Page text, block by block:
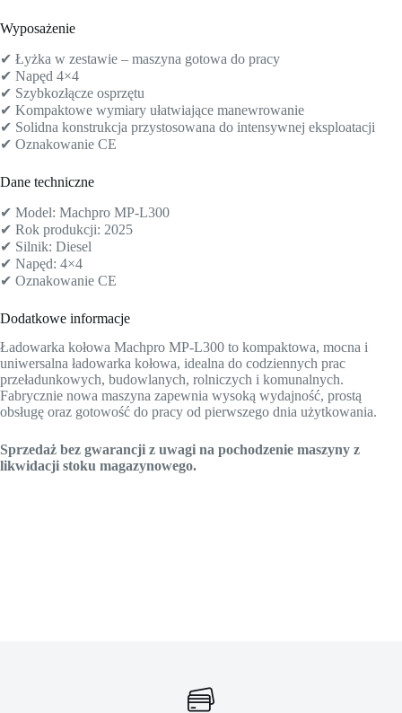
Wyposażenie
✔ Łyżka w zestawie – maszyna gotowa do pracy
✔ Napęd 4×4
✔ Szybkozłącze osprzętu
✔ Kompaktowe wymiary ułatwiające manewrowanie
✔ Solidna konstrukcja przystosowana do intensywnej eksploatacji
✔ Oznakowanie CE
Dane techniczne
✔ Model: Machpro MP-L300
✔ Rok produkcji: 2025
✔ Silnik: Diesel
✔ Napęd: 4×4
✔ Oznakowanie CE
Dodatkowe informacje
Ładowarka kołowa Machpro MP-L300 to kompaktowa, mocna i
uniwersalna ładowarka kołowa, idealna do codziennych prac
przeładunkowych, budowlanych, rolniczych i komunalnych.
Fabrycznie nowa maszyna zapewnia wysoką wydajność, prostą
obsługę oraz gotowość do pracy od pierwszego dnia użytkowania.
Sprzedaż bez gwarancji z uwagi na pochodzenie maszyny z
likwidacji stoku magazynowego.